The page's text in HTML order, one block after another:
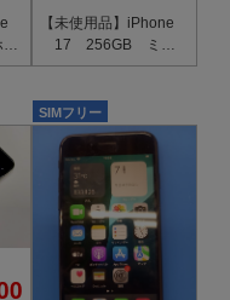
【未使用品】iPhone
17 256GB ミス
トブルー SIMフリ
SIMフリー